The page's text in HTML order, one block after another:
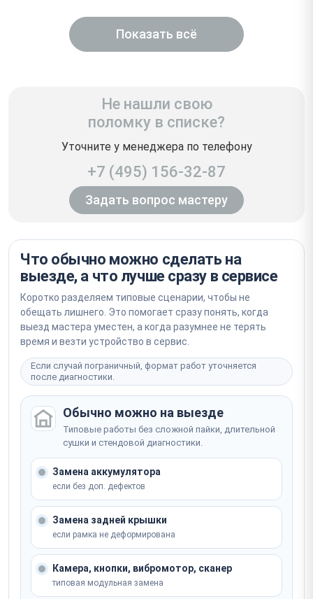
Показать всё
Не нашли свою
поломку в списке?
Уточните у менеджера по телефону
+7 (495) 156-32-87
Задать вопрос мастеру
Что обычно можно сделать на
выезде, а что лучше сразу в сервисе
Коротко разделяем типовые сценарии, чтобы не
обещать лишнего. Это помогает сразу понять, когда
выезд мастера уместен, а когда разумнее не терять
время и везти устройство в сервис.
Если случай пограничный, формат работ уточняется
после диагностики.
Обычно можно на выезде
Типовые работы без сложной пайки, длительной
сушки и стендовой диагностики.
Замена аккумулятора
если без доп. дефектов
Замена задней крышки
если рамка не деформирована
Камера, кнопки, вибромотор, сканер
типовая модульная замена